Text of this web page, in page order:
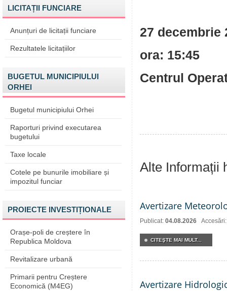
LICITAȚII FUNCIARE
Anunțuri de licitații funciare
Rezultatele licitațiilor
BUGETUL MUNICIPIULUI
ORHEI
Bugetul municipiului Orhei
Raporturi privind executarea
bugetului
Taxe locale
Cotele pe bunurile imobiliare și
impozitul funciar
PROIECTE INVESTIȚIONALE
Orașe-poli de creștere în
Republica Moldova
Revitalizare urbană
Primarii pentru Creștere
Economică (M4EG)
27 decembrie
ora:
Centrul
Alte Informații
Avertizare
Publicat: 04.08.2026
CITEŞTE MAI MULT...
Avertizare